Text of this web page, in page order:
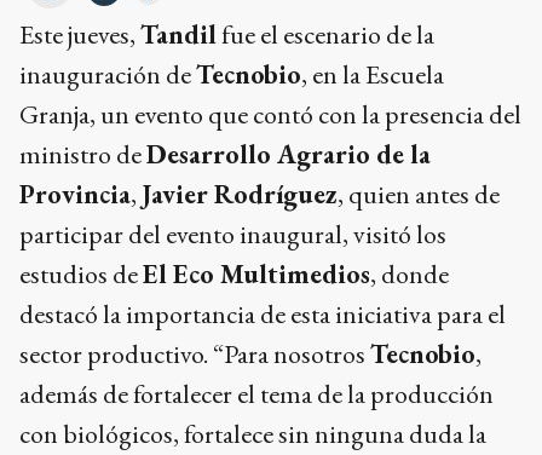
Este jueves,Tandilfue el escenario de la
inauguración deTecnobio, en la Escuela
Granja, un evento que contó con la presencia del
ministro deDesarrollo Agrario de la
Provincia, Javier Rodríguez, quien antes de
participar del evento inaugural, visitó los
estudios deEl Eco Multimedios, donde
destacó la importancia de esta iniciativa para el
sector productivo. “Para nosotrosTecnobio,
además de fortalecer el tema de la producción
con biológicos, fortalece sin ninguna duda la